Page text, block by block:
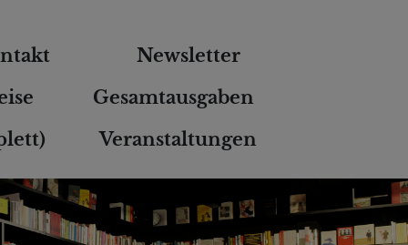
Newsletter
Gesamtausgaben
Veranstaltungen